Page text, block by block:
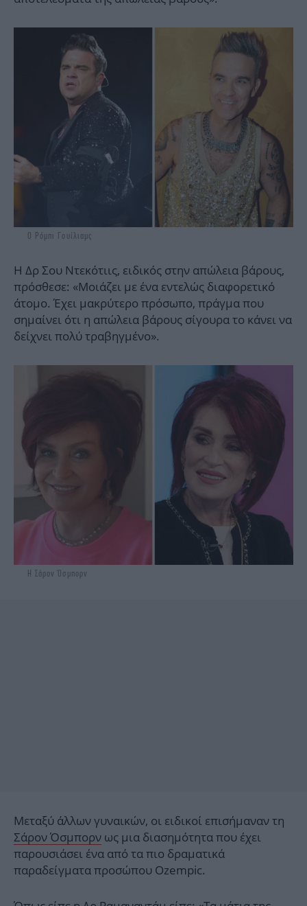
O Ρόμπι Γουίλιαμς
Η Δρ Σου Ντεκότιις, ειδικός στην απώλεια βάρους,
πρόσθεσε: «Μοιάζει με ένα εντελώς διαφορετικό
άτομο. Έχει μακρύτερο πρόσωπο, πράγμα που
σημαίνει ότι η απώλεια βάρους σίγουρα το κάνει να
δείχνει πολύ τραβηγμένο».
Η Σάρον Όσμπορν
Μεταξύ άλλων γυναικών, οι ειδικοί επισήμαναν τη
Σάρον Όσμπορν ως μια διασημότητα που έχει
παρουσιάσει ένα από τα πιο δραματικά
παραδείγματα προσώπου Ozempic.